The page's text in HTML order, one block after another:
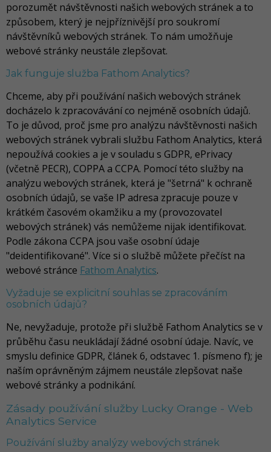
porozumět návštěvnosti našich webových stránek a to
způsobem, který je nejpříznivější pro soukromí
návštěvníků webových stránek. To nám umožňuje
webové stránky neustále zlepšovat.
Jak funguje služba Fathom Analytics?
Chceme, aby při používání našich webových stránek
docházelo k zpracovávání co nejméně osobních údajů.
To je důvod, proč jsme pro analýzu návštěvnosti našich
webových stránek vybrali službu Fathom Analytics, která
nepoužívá cookies a je v souladu s GDPR, ePrivacy
(včetně PECR), COPPA a CCPA. Pomocí této služby na
analýzu webových stránek, která je "šetrná" k ochraně
osobních údajů, se vaše IP adresa zpracuje pouze v
krátkém časovém okamžiku a my (provozovatel
webových stránek) vás nemůžeme nijak identifikovat.
Podle zákona CCPA jsou vaše osobní údaje
"deidentifikované". Více si o službě můžete přečíst na
webové stránce Fathom Analytics.
Vyžaduje se explicitní souhlas se zpracováním
osobních údajů?
Ne, nevyžaduje, protože při službě Fathom Analytics se v
průběhu času neukládají žádné osobní údaje. Navíc, ve
smyslu definice GDPR, článek 6, odstavec 1. písmeno f); je
naším oprávněným zájmem neustále zlepšovat naše
webové stránky a podnikání.
Zásady používání služby Lucky Orange - Web
Analytics Service
Používání služby analýzy webových stránek